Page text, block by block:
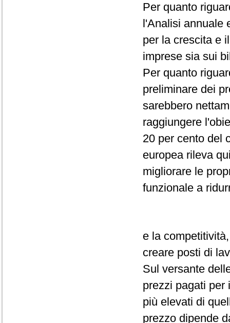
Per quanto
l'Analisi annuale
per la crescita e
imprese sia sui
Per quanto
preliminare dei
sarebbero
raggiungere
20 per cento del
europea rileva
migliorare le
funzionale a
e la
creare posti di
Sul versante
prezzi pagati per
più elevati di
prezzo dipende